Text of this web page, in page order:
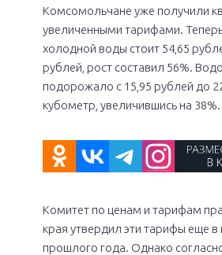
Комсомольчане уже получили
увеличенными тарифами.
холодной воды стоит 54,65
рублей, рост составил 56%.
подорожало с 15,95 рублей до
кубометр, увеличившись на 38%.
Комитет по ценам и тарифам
края утвердил эти тарифы еще в
прошлого года. Однако